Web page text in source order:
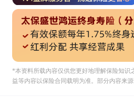
*本资料所载內容仅供您更好地理解保险知识
益等内容以保险合同载明为准。部分内容来